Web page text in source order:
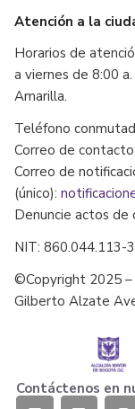
Atención a la
Horarios de
a viernes de 8:00
Amarilla.
Teléfono
Correo de contacto:
Correo de
(único):
Denuncie actos de
NIT: 860.044.113-3
©Copyright 2025 –
Gilberto Alzate
Contáctenos en